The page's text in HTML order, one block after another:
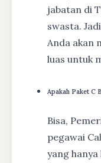
jabatan di
swasta.
Anda akan
luas untuk
Apakah Paket C
Bisa,
pegawai
yang hanya